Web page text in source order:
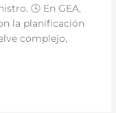
🕓 En GEA,
la planificación
complejo,